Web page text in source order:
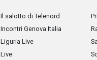
Il salotto di Telenord
Incontri Genova Italia
Liguria Live
Live